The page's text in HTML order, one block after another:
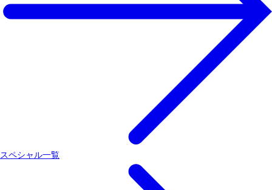
スペシャル一覧